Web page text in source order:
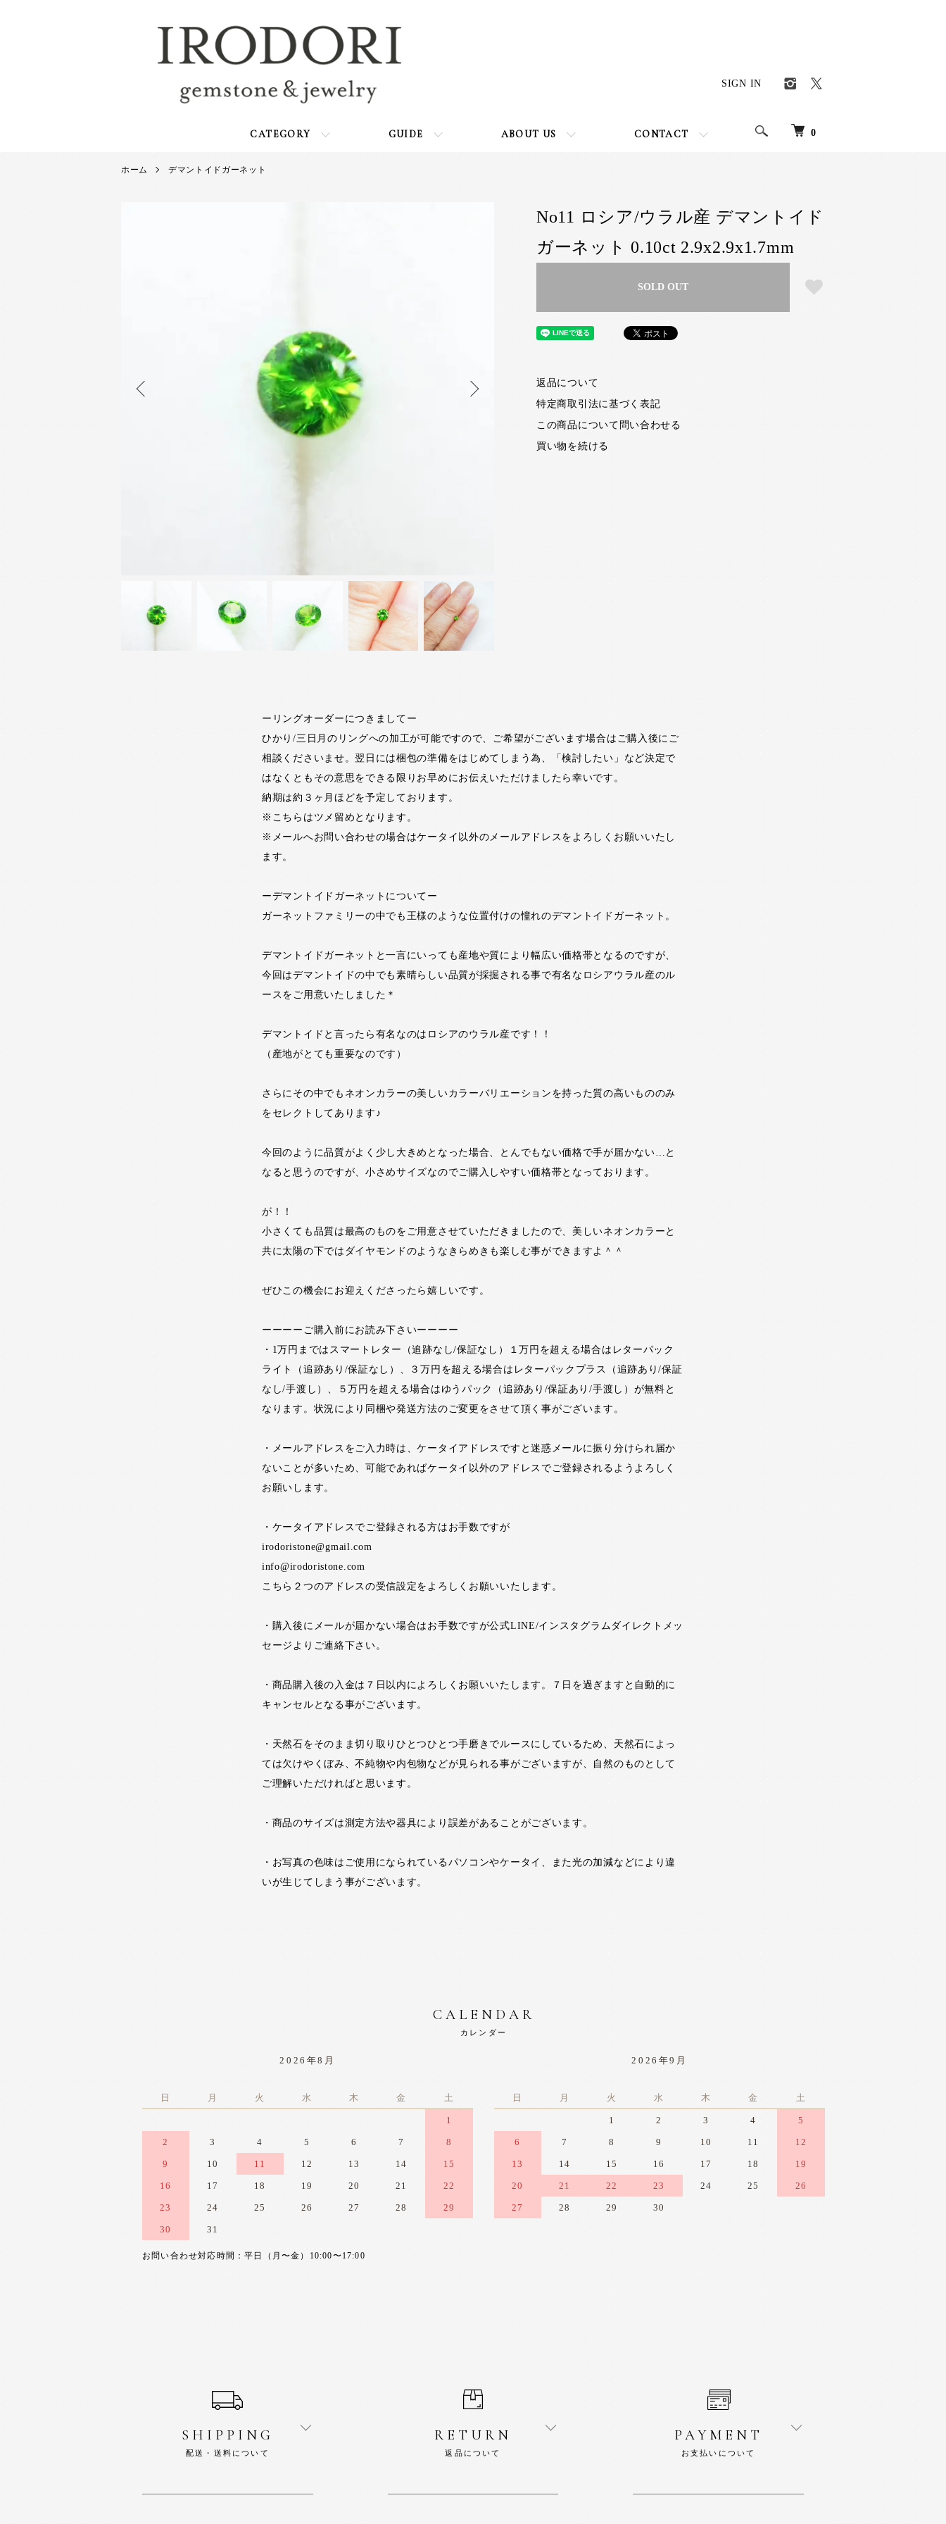
0
CATEGORY GUIDE ABOUT US CONTACT
SIGN IN
ホーム デマントイドガーネット
No11 ロシア/ウラル産 デマントイド
ガーネット 0.10ct 2.9x2.9x1.7mm
SOLD OUT
返品について
特定商取引法に基づく表記
この商品について問い合わせる
買い物を続ける
ーリングオーダーにつきましてー
ひかり/三日月のリングへの加工が可能ですので、ご希望がございます場合はご購入後にご
相談くださいませ。翌日には梱包の準備をはじめてしまう為、「検討したい」など決定で
はなくともその意思をできる限りお早めにお伝えいただけましたら幸いです。
納期は約３ヶ月ほどを予定しております。
※こちらはツメ留めとなります。
※メールへお問い合わせの場合はケータイ以外のメールアドレスをよろしくお願いいたし
ます。
ーデマントイドガーネットについてー
ガーネットファミリーの中でも王様のような位置付けの憧れのデマントイドガーネット。
デマントイドガーネットと一言にいっても産地や質により幅広い価格帯となるのですが、
今回はデマントイドの中でも素晴らしい品質が採掘される事で有名なロシアウラル産のル
ースをご用意いたしました＊
デマントイドと言ったら有名なのはロシアのウラル産です！！
（産地がとても重要なのです）
さらにその中でもネオンカラーの美しいカラーバリエーションを持った質の高いもののみ
をセレクトしてあります♪
今回のように品質がよく少し大きめとなった場合、とんでもない価格で手が届かない…と
なると思うのですが、小さめサイズなのでご購入しやすい価格帯となっております。
が！！
小さくても品質は最高のものをご用意させていただきましたので、美しいネオンカラーと
共に太陽の下ではダイヤモンドのようなきらめきも楽しむ事ができますよ＾＾
ぜひこの機会にお迎えくださったら嬉しいです。
ーーーーご購入前にお読み下さいーーーー
・1万円まではスマートレター（追跡なし/保証なし）１万円を超える場合はレターパック
ライト（追跡あり/保証なし）、３万円を超える場合はレターパックプラス（追跡あり/保証
なし/手渡し）、５万円を超える場合はゆうパック（追跡あり/保証あり/手渡し）が無料と
なります。状況により同梱や発送方法のご変更をさせて頂く事がございます。
・メールアドレスをご入力時は、ケータイアドレスですと迷惑メールに振り分けられ届か
ないことが多いため、可能であればケータイ以外のアドレスでご登録されるようよろしく
お願いします。
・ケータイアドレスでご登録される方はお手数ですが
irodoristone@gmail.com
info@irodoristone.com
こちら２つのアドレスの受信設定をよろしくお願いいたします。
・購入後にメールが届かない場合はお手数ですが公式LINE/インスタグラムダイレクトメッ
セージよりご連絡下さい。
・商品購入後の入金は７日以内によろしくお願いいたします。７日を過ぎますと自動的に
キャンセルとなる事がございます。
・天然石をそのまま切り取りひとつひとつ手磨きでルースにしているため、天然石によっ
ては欠けやくぼみ、不純物や内包物などが見られる事がございますが、自然のものとして
ご理解いただければと思います。
・商品のサイズは測定方法や器具により誤差があることがございます。
・お写真の色味はご使用になられているパソコンやケータイ、また光の加減などにより違
いが生じてしまう事がございます。
CALENDAR
カレンダー
2026年8月
日 月 火 水 木 金 土
1
2 3 4 5 6 7 8
9 10 11 12 13 14 15
16 17 18 19 20 21 22
23 24 25 26 27 28 29
30 31
2026年9月
日 月 火 水 木 金 土
1 2 3 4 5
6 7 8 9 10 11 12
13 14 15 16 17 18 19
20 21 22 23 24 25 26
27 28 29 30
お問い合わせ対応時間：平日（月〜金）10:00〜17:00
SHIPPING
配送・送料について
RETURN
返品について
PAYMENT
お支払いについて